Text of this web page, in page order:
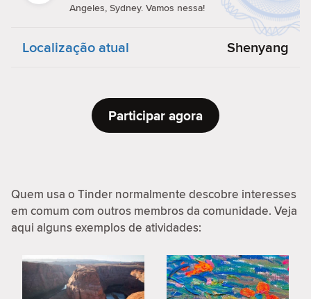
Angeles, Sydney. Vamos nessa!
Localização atual Shenyang
Participar agora
Quem usa o Tinder normalmente descobre interesses
em comum com outros membros da comunidade. Veja
aqui alguns exemplos de atividades: